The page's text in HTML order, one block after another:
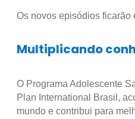
Os novos episódios ficarão
Multiplicando
O Programa Adolescente
Plan International Brasil,
mundo e contribui para